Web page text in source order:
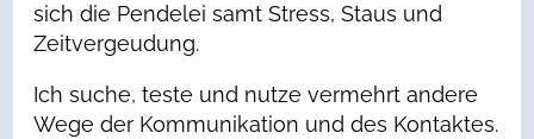
sich die Pendelei samt Stress, Staus und
Zeitvergeudung.
Ich suche, teste und nutze vermehrt andere
Wege der Kommunikation und des Kontaktes.